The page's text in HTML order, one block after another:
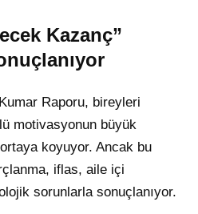
Kazanç”
Raporu, bireyleri
motivasyonun büyük
koyuyor. Ancak bu
iflas, aile içi
sorunlarla sonuçlanıyor.